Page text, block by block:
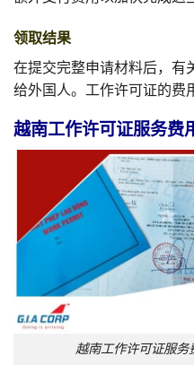
领取结果
在提交完整申请材料后，有
给外国人。工作许可证的费
越南工作许可证服务费
越南工作许可证服务